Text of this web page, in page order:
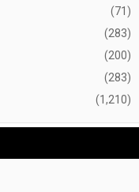
(71)
(283)
(200)
(283)
(1,210)